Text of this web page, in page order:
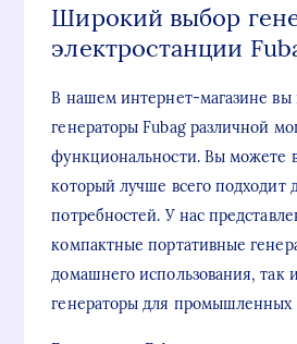
Широкий выбор
электростанции
В нашем интернет-магазине вы
генераторы Fubag различной
функциональности. Вы можете
который лучше всего подходит
потребностей. У нас
компактные портативные
домашнего использования,
генераторы для промышленных